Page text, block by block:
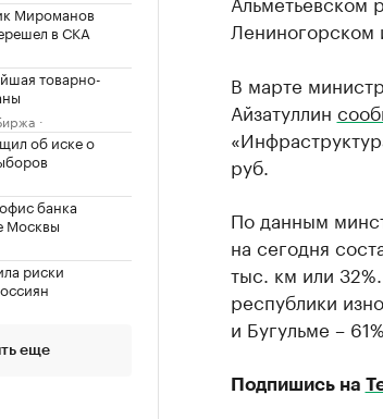
Мироманов
в СКА
товарно-
об иске о
банка
Москвы
риски
еще
Лениногорском
В марте
Айзатуллин
руб.
По данным
на сегодня
тыс. км или
республики
и Бугульме –
Подпишись на